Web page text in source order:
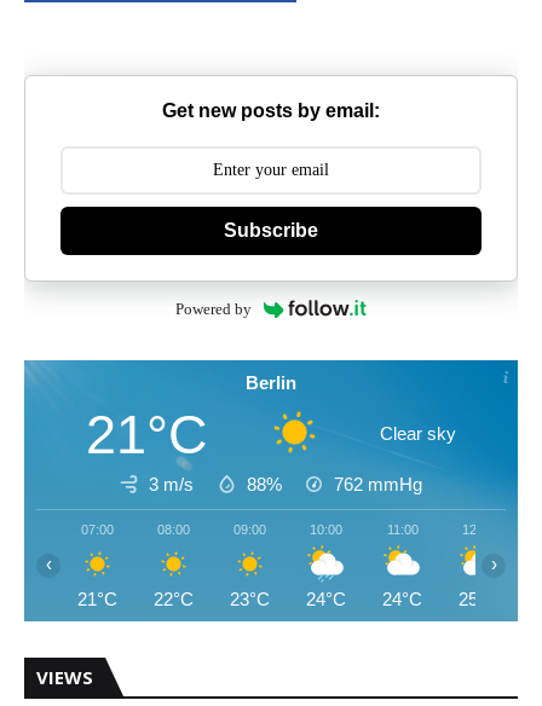
Get new posts by email:
Subscribe
Powered by
Berlin
21°C Clear sky
3 m/s 88% 762 mmHg
07:00
21°C
08:00
22°C
09:00
23°C
10:00
24°C
11:00
24°C
12:00
25°C
‹ ›
VIEWS